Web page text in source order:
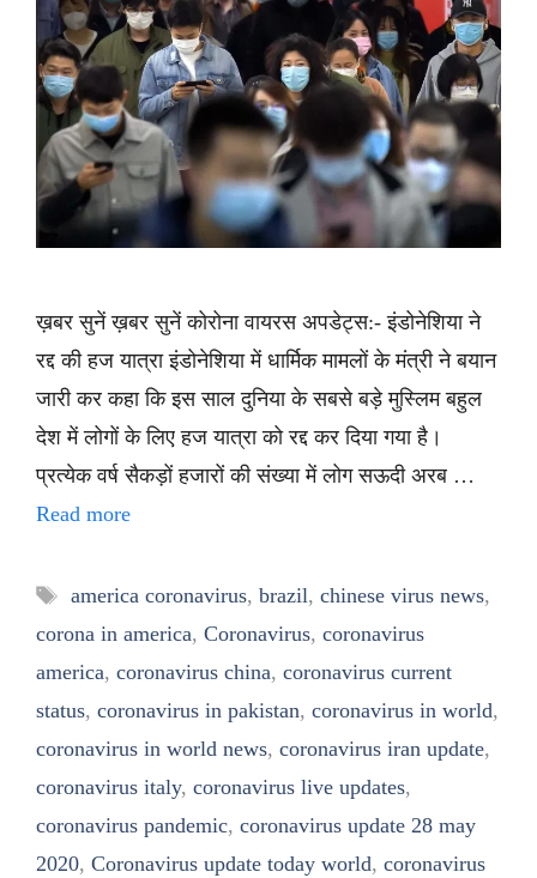
ख़बर सुनें ख़बर सुनें कोरोना वायरस अपडेट्स:- इंडोनेशिया ने
रद्द की हज यात्रा इंडोनेशिया में धार्मिक मामलों के मंत्री ने बयान
जारी कर कहा कि इस साल दुनिया के सबसे बड़े मुस्लिम बहुल
देश में लोगों के लिए हज यात्रा को रद्द कर दिया गया है।
प्रत्येक वर्ष सैकड़ों हजारों की संख्या में लोग सऊदी अरब …
Read more
Tags
america coronavirus, brazil, chinese virus news,
corona in america, Coronavirus, coronavirus
america, coronavirus china, coronavirus current
status, coronavirus in pakistan, coronavirus in world,
coronavirus in world news, coronavirus iran update,
coronavirus italy, coronavirus live updates,
coronavirus pandemic, coronavirus update 28 may
2020, Coronavirus update today world, coronavirus